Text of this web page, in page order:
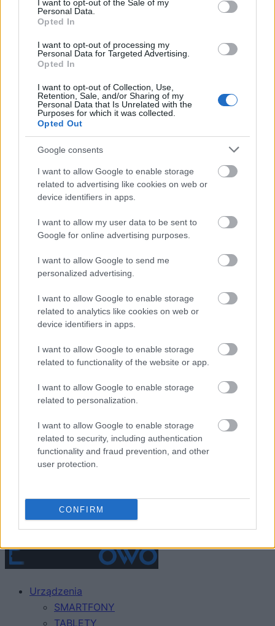
I want to opt-out of the Sale of my
Personal Data.
Opted In
I want to opt-out of processing my
Personal Data for Targeted Advertising.
Opted In
I want to opt-out of Collection, Use,
Retention, Sale, and/or Sharing of my
Personal Data that Is Unrelated with the
Purposes for which it was collected.
Opted Out
Google consents
I want to allow Google to enable storage
related to advertising like cookies on web or
device identifiers in apps.
I want to allow my user data to be sent to
Google for online advertising purposes.
I want to allow Google to send me
personalized advertising.
I want to allow Google to enable storage
related to analytics like cookies on web or
device identifiers in apps.
I want to allow Google to enable storage
related to functionality of the website or app.
I want to allow Google to enable storage
related to personalization.
I want to allow Google to enable storage
related to security, including authentication
functionality and fraud prevention, and other
user protection.
CONFIRM
REDAKCJA
REKLAMA
SMARTFONY
TABLETY
TV
Recenzje
Porównania
Co kupić
Promocje
FinTech
Moto
AI
Redakcja
Reklama
Kontakt
Urządzenia
SMARTFONY
TABLETY